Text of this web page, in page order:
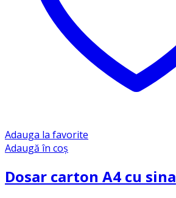
Adauga la favorite
Adaugă în coș
Dosar carton A4 cu sina